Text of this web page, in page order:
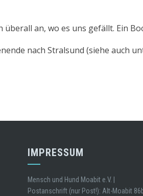
an, wo es uns gefällt. Ein
nach Stralsund (siehe auch
IMPRESSUM
Mensch und Hund Moabit e.V. |
Postanschrift (nur Post!): Alt-Moabit